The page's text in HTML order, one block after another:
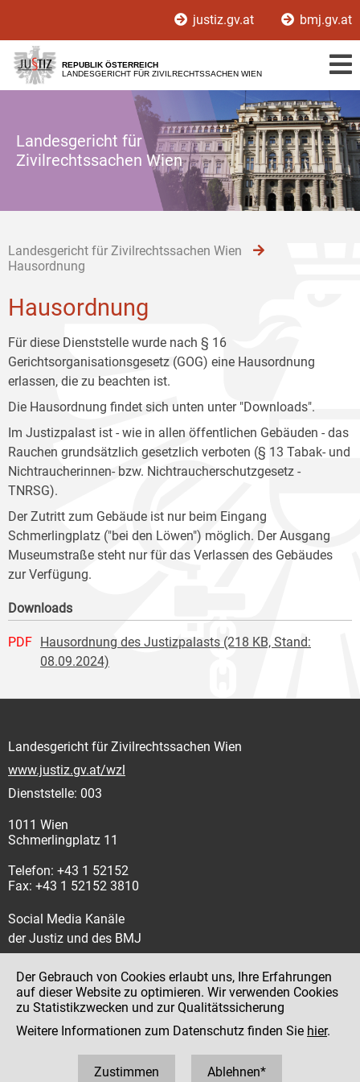
[1]
[2]
[3]
justiz.gv.at bmj.gv.at
REPUBLIK ÖSTERREICH
LANDESGERICHT FÜR ZIVILRECHTSSACHEN WIEN
Landesgericht für
Zivilrechtssachen Wien
Landesgericht für Zivilrechtssachen Wien
Hausordnung
Hausordnung
Für diese Dienststelle wurde nach § 16
Gerichtsorganisationsgesetz (GOG) eine Hausordnung
erlassen, die zu beachten ist.
Die Hausordnung findet sich unten unter "Downloads".
Im Justizpalast ist - wie in allen öffentlichen Gebäuden - das
Rauchen grundsätzlich gesetzlich verboten (§ 13 Tabak- und
Nichtraucherinnen- bzw. Nichtraucherschutzgesetz -
TNRSG).
Der Zutritt zum Gebäude ist nur beim Eingang
Schmerlingplatz ("bei den Löwen") möglich. Der Ausgang
Museumstraße steht nur für das Verlassen des Gebäudes
zur Verfügung.
Downloads
PDF
Hausordnung des Justizpalasts (218 KB, Stand:
08.09.2024)
Landesgericht für Zivilrechtssachen Wien
www.justiz.gv.at/wzl
Dienststelle: 003
1011 Wien
Schmerlingplatz 11
Telefon: +43 1 52152
Fax: +43 1 52152 3810
Social Media Kanäle
der Justiz und des BMJ
Impressum
Datenschutz
Der Gebrauch von Cookies erlaubt uns, Ihre Erfahrungen
auf dieser Website zu optimieren. Wir verwenden Cookies
zu Statistikzwecken und zur Qualitätssicherung
Weitere Informationen zum Datenschutz finden Sie hier.
Zustimmen Ablehnen*